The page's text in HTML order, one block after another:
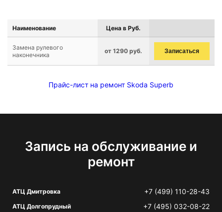
Наименование Цена в Руб.
Замена рулевого
наконечника
от 1290 руб. Записаться
Прайс-лист на ремонт Skoda Superb
Запись на обслуживание и
ремонт
АТЦ Дмитровка +7 (499) 110-28-43
АТЦ Долгопрудный +7 (495) 032-08-22